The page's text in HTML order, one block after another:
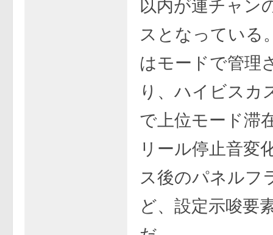
以内が連チャン
スとなっている
はモードで管理
り、ハイビスカ
で上位モード滞
リール停止音変
ス後のパネルフ
ど、設定示唆要